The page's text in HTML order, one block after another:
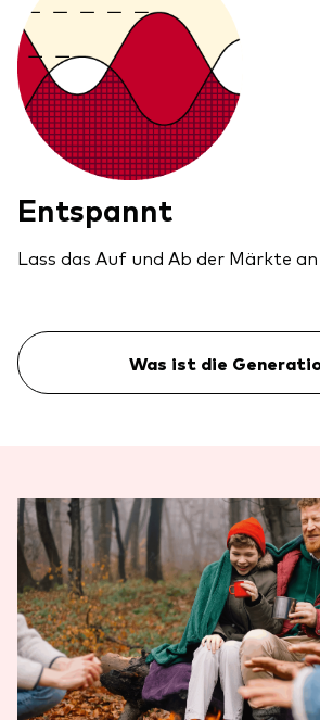
Entspannt
Lass das Auf und Ab der Märkte
Was ist die